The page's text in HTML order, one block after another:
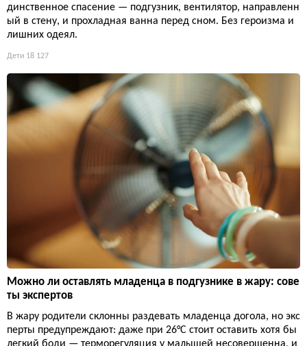
динственное спасение — подгузник, вентилятор, направленн
ый в стену, и прохладная ванна перед сном. Без героизма и
лишних одеял.
Дети 18 127
Можно ли оставлять младенца в подгузнике в жару: сове
ты экспертов
В жару родители склонны раздевать младенца догола, но экс
перты предупреждают: даже при 26°C стоит оставить хотя бы